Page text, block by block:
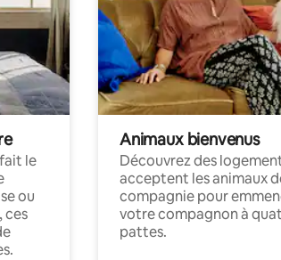
le
ou
ces
Animaux bienvenus
Découvrez des
acceptent les animaux
compagnie pour
votre compagnon à
pattes.